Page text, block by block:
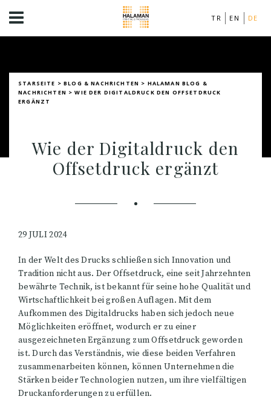
TR EN DE
STARSEITE >BLOG & NACHRICHTEN > HALAMAN BLOG &
NACHRICHTEN >WIE DER DIGITALDRUCK DEN OFFSETDRUCK
ERGÄNZT
Wie der Digitaldruck den
Offsetdruck ergänzt
29 JULI 2024
In der Welt des Drucks schließen sich Innovation und
Tradition nicht aus. Der Offsetdruck, eine seit Jahrzehnten
bewährte Technik, ist bekannt für seine hohe Qualität und
Wirtschaftlichkeit bei großen Auflagen. Mit dem
Aufkommen des Digitaldrucks haben sich jedoch neue
Möglichkeiten eröffnet, wodurch er zu einer
ausgezeichneten Ergänzung zum Offsetdruck geworden
ist. Durch das Verständnis, wie diese beiden Verfahren
zusammenarbeiten können, können Unternehmen die
Stärken beider Technologien nutzen, um ihre vielfältigen
Druckanforderungen zu erfüllen.